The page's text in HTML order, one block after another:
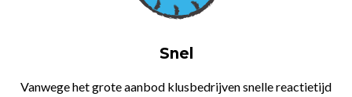
Snel
Vanwege het grote aanbod klusbedrijven snelle reactietijd